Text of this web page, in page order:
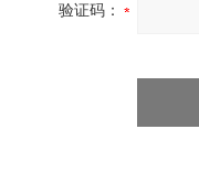
验证码：